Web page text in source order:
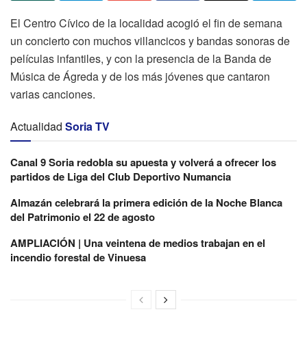
El Centro Cívico de la localidad acogió el fin de semana
un concierto con muchos villancicos y bandas sonoras de
películas infantiles, y con la presencia de la Banda de
Música de Ágreda y de los más jóvenes que cantaron
varias canciones.
Actualidad Soria TV
Canal 9 Soria redobla su apuesta y volverá a ofrecer los
partidos de Liga del Club Deportivo Numancia
Almazán celebrará la primera edición de la Noche Blanca
del Patrimonio el 22 de agosto
AMPLIACIÓN | Una veintena de medios trabajan en el
incendio forestal de Vinuesa